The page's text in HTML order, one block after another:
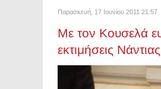
Παρασκευή, 17 Ιουνίου 2011 21:57
Με τον Κουσελά
εκτιμήσεις